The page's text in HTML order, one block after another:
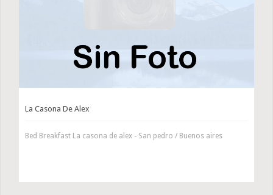
La Casona De Alex
Bed Breakfast La casona de alex - San pedro / Buenos aires